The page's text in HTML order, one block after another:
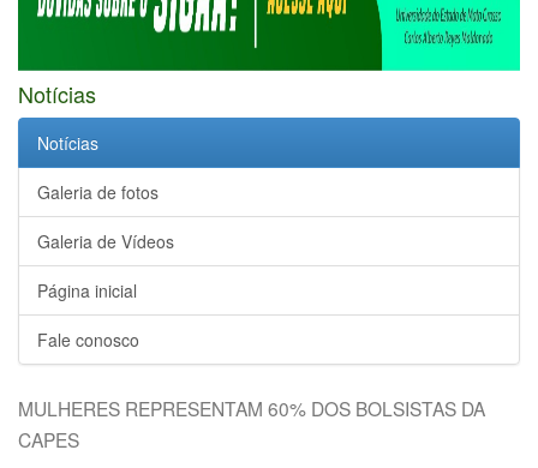
Notícias
Notícias
Galeria de fotos
Galeria de Vídeos
Página inicial
Fale conosco
MULHERES REPRESENTAM 60% DOS BOLSISTAS DA
CAPES